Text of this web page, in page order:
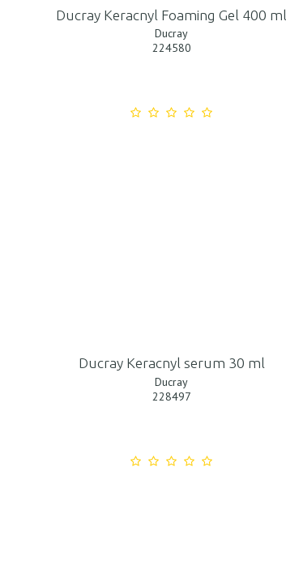
Ducray Keracnyl Foaming Gel 400 ml
Ducray
224580
Ducray Keracnyl serum 30 ml
Ducray
228497